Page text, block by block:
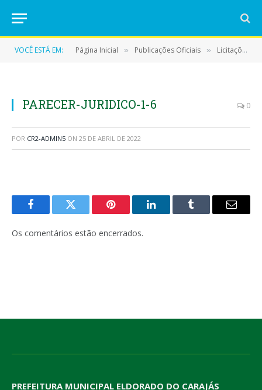
VOCÊ ESTÁ EM: Página Inicial » Publicações Oficiais » Licitações
PARECER-JURIDICO-1-6 0
POR CR2-ADMIN5 ON 25 DE ABRIL DE 2022
FacebookTwitter Pinterest LinkedInTumblr
E-
Os comentários estão encerrados.
PREFEITURA MUNICIPAL ELDORADO DO CARAJÁS